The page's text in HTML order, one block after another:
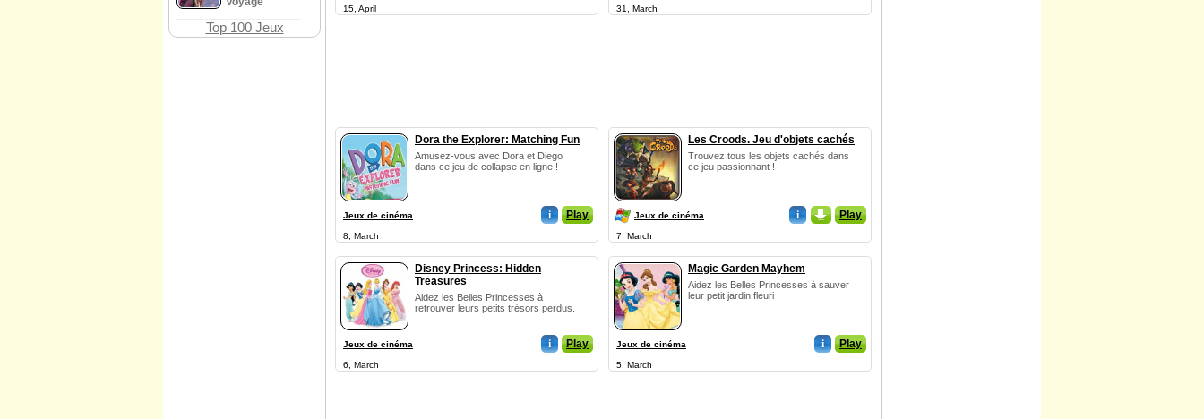
Top 100 Jeux
15, April 31, March
Dora the Explorer: Matching Fun
Amusez-vous avec Dora et Diego
dans ce jeu de collapse en ligne !
Jeux de cinéma i Play
8, March
Les Croods. Jeu d'objets cachés
Trouvez tous les objets cachés dans
ce jeu passionnant !
Jeux de cinéma i _ Play
7, March
Disney Princess: Hidden
Treasures
Aidez les Belles Princesses à
retrouver leurs petits trésors perdus.
Jeux de cinéma i Play
6, March
Magic Garden Mayhem
Aidez les Belles Princesses à sauver
leur petit jardin fleuri !
Jeux de cinéma i Play
5, March